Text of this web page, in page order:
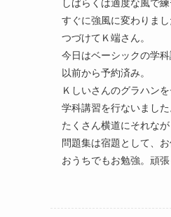
すぐに強風に変わりまし
つづけてＫ端さん。
今日はベーシックの学
以前から予約済み。
Ｋしいさんのグラハン
学科講習を行ないました
たくさん横道にそれな
問題集は宿題として、
おうちでもお勉強。頑